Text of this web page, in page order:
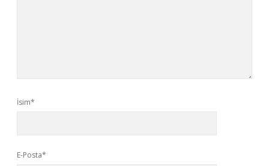
İsim*
E-Posta*